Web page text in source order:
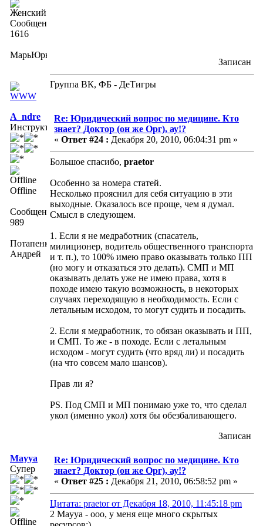
Сообщений:
1616
МарьЮрьна
Записан
Группа ВК, ФБ - ДеТигры
A_ndre
Инструктор
Offline
Сообщений:
989
Потапенко
Андрей
Re: Юридический вопрос по медицине. Кто
знает? Доктор (он же Орг), ау!?
« Ответ #24 : Декабря 20, 2010, 06:04:31 pm »
Большое спасибо, praetor
Особенно за номера статей.
Несколько прояснил для себя ситуацию в эти
выходные. Оказалось все проще, чем я думал.
Смысл в следующем.
1. Если я не медработник (спасатель,
милиционер, водитель общественного транспорта
и т. п.), то 100% имею право оказывать только ПП
(но могу и отказаться это делать). СМП и МП
оказывать делать уже не имею права, хотя в
походе имею такую возможность, в некоторых
случаях переходящую в необходимость. Если с
летальным исходом, то могут судить и посадить.
2. Если я медработник, то обязан оказывать и ПП,
и СМП. То же - в походе. Если с летальным
исходом - могут судить (что вряд ли) и посадить
(на что совсем мало шансов).
Прав ли я?
PS. Под СМП и МП понимаю уже то, что сделал
укол (именно укол) хотя бы обезбаливающего.
Записан
Mayya
Супер
Re: Юридический вопрос по медицине. Кто
знает? Доктор (он же Орг), ау!?
« Ответ #25 : Декабря 21, 2010, 06:58:52 pm »
Цитата: praetor от Декабря 18, 2010, 11:45:18 pm
2 Mayya - ооо, у меня еще много скрытых